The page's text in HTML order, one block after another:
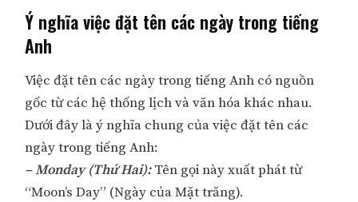
Ý nghĩa việc đặt tên các ngày trong tiếng
Anh
Việc đặt tên các ngày trong tiếng Anh có nguồn
gốc từ các hệ thống lịch và văn hóa khác nhau.
Dưới đây là ý nghĩa chung của việc đặt tên các
ngày trong tiếng Anh:
– Monday (Thứ Hai):Tên gọi này xuất phát từ
“Moon’s Day” (Ngày của Mặt trăng).